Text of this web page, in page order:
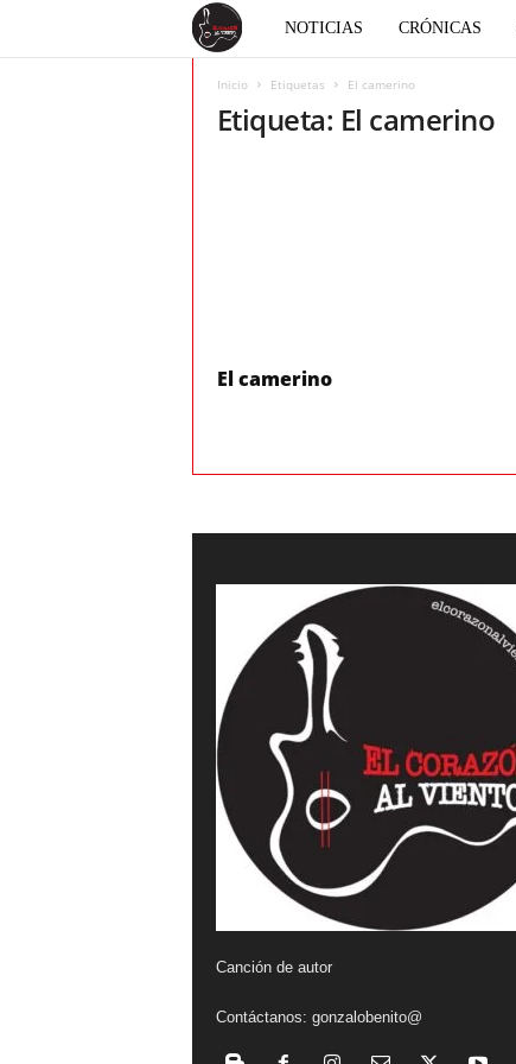
n
t
NOTICIAS CRÓNICAS
Inicio Etiquetas El camerino
Etiqueta: El camerino
El camerino
Canción de autor
Contáctanos: gonzalobenito@